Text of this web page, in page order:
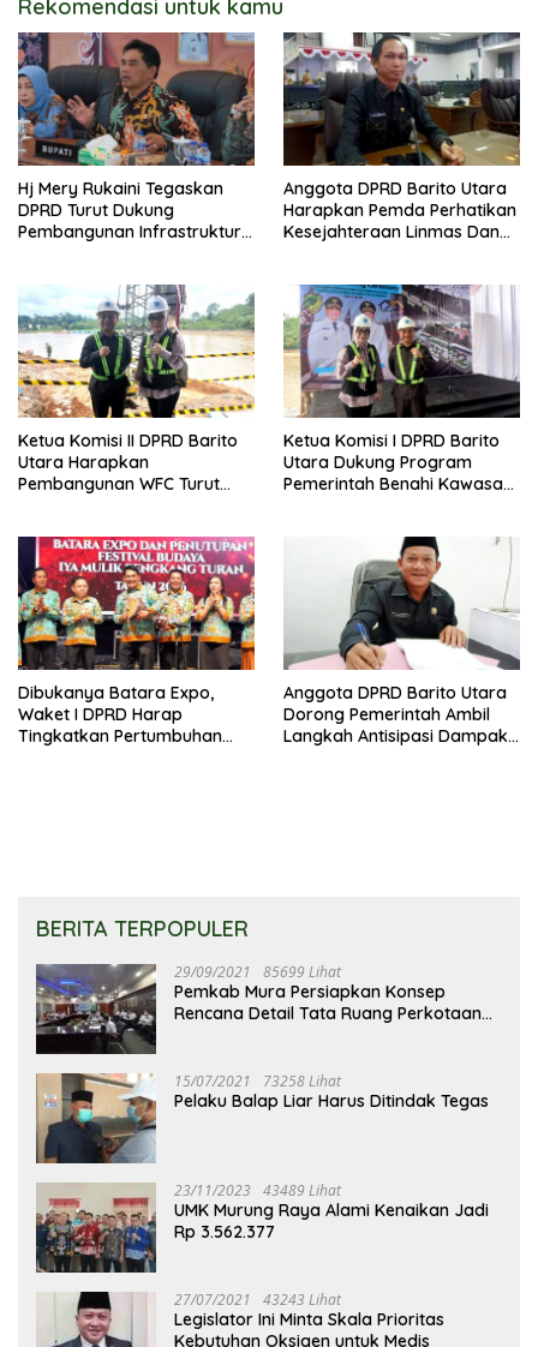
Rekomendasi untuk kamu
Hj Mery Rukaini Tegaskan
DPRD Turut Dukung
Pembangunan Infrastruktur
Anggota DPRD Barito Utara
Harapkan Pemda Perhatikan
Kesejahteraan Linmas Dan
Ketua Komisi II DPRD Barito
Utara Harapkan
Pembangunan WFC Turut
Ketua Komisi I DPRD Barito
Utara Dukung Program
Pemerintah Benahi Kawasan
Dibukanya Batara Expo,
Waket I DPRD Harap
Tingkatkan Pertumbuhan
Anggota DPRD Barito Utara
Dorong Pemerintah Ambil
Langkah Antisipasi Dampak
BERITA TERPOPULER
29/09/2021 85699 Lihat
Pemkab Mura Persiapkan Konsep
Rencana Detail Tata Ruang Perkotaan
15/07/2021 73258 Lihat
Pelaku Balap Liar Harus Ditindak Tegas
23/11/2023 43489 Lihat
UMK Murung Raya Alami Kenaikan Jadi
Rp 3.562.377
27/07/2021 43243 Lihat
Legislator Ini Minta Skala Prioritas
Kebutuhan Oksigen untuk Medis